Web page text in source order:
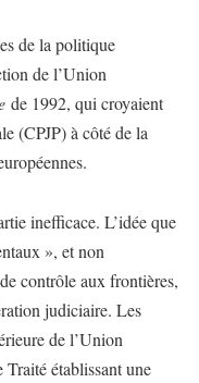
de la politique
de l’Union
de 1992, qui croyaient
(CPJP) à côté de la
inefficace. L’idée que
», et non
contrôle aux frontières,
judiciaire. Les
de l’Union
établissant une